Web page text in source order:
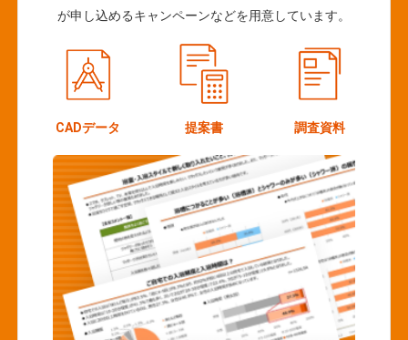
が申し込めるキャンペーンなどを用意しています。
CADデータ 提案書 調査資料